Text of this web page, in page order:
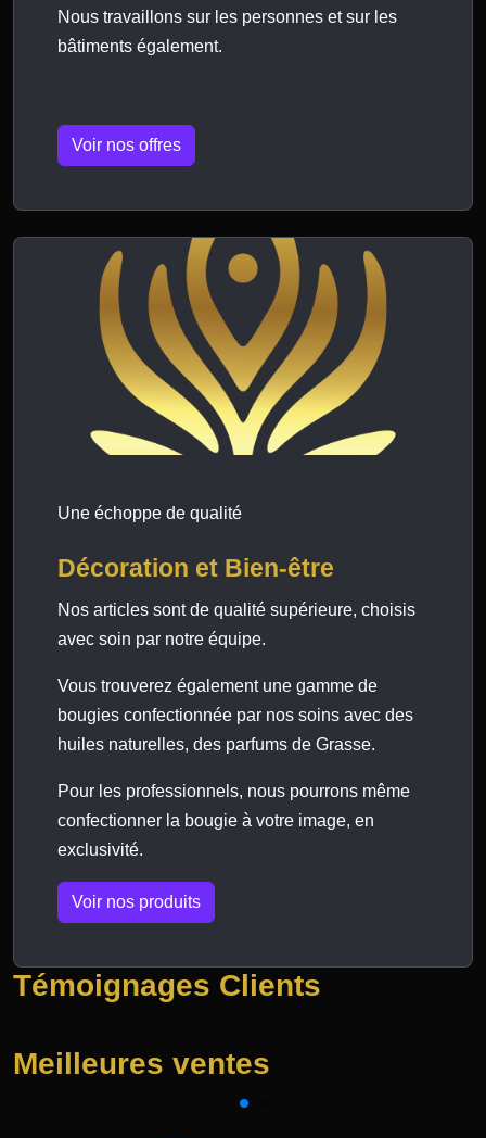
Nous travaillons sur les personnes et sur les
bâtiments également.
Voir nos offres
Une échoppe de qualité
Décoration et Bien-être
Nos articles sont de qualité supérieure, choisis
avec soin par notre équipe.
Vous trouverez également une gamme de
bougies confectionnée par nos soins avec des
huiles naturelles, des parfums de Grasse.
Pour les professionnels, nous pourrons même
confectionner la bougie à votre image, en
exclusivité.
Voir nos produits
Témoignages Clients
Meilleures ventes